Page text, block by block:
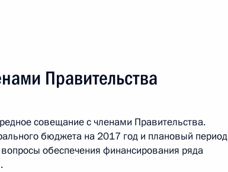
ЮАР Джейкобом Зумой
16:30 Индия, Бенолим
Правительства
совещание с членами Правительства.
бюджета на 2017 год и плановый период
обеспечения финансирования ряда